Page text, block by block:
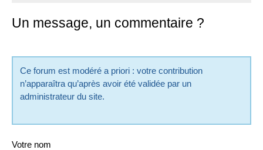
Un message, un commentaire ?
Ce forum est modéré a priori : votre contribution
n’apparaîtra qu’après avoir été validée par un
administrateur du site.
Votre nom